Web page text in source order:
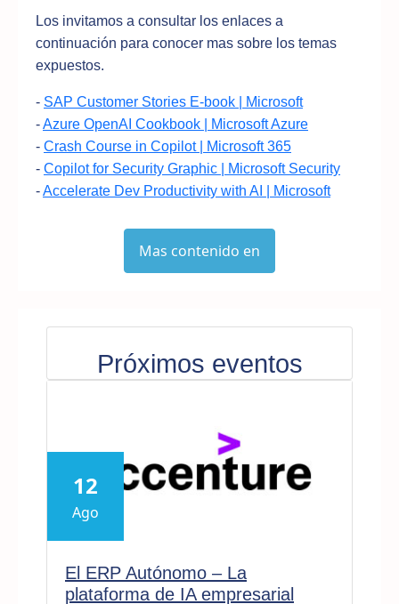
Los invitamos a consultar los enlaces a
continuación para conocer mas sobre los temas
expuestos.
- SAP Customer Stories E-book | Microsoft
-Azure OpenAI Cookbook | Microsoft Azure
- Crash Course in Copilot | Microsoft 365
- Copilot for Security Graphic | Microsoft Security
-Accelerate Dev Productivity with AI | Microsoft
Mas contenido en
Próximos eventos
12
Ago
El ERP Autónomo – La
plataforma de IA empresarial